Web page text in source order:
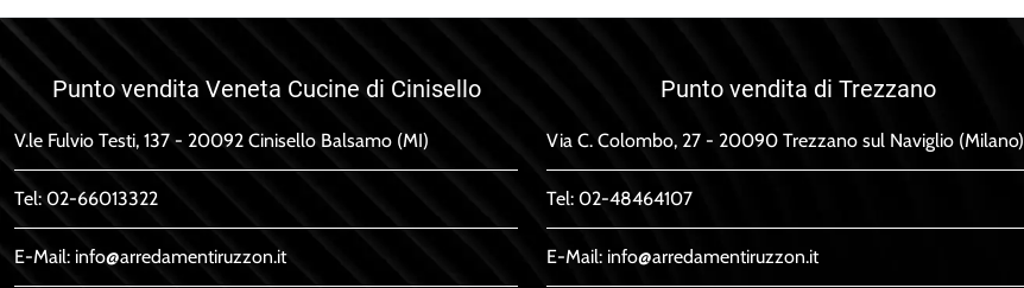
Punto vendita Veneta Cucine di Cinisello
V.le Fulvio Testi, 137 - 20092 Cinisello Balsamo (MI)
Tel: 02-66013322
E-Mail: info@arredamentiruzzon.it
Punto vendita di Trezzano
Via C. Colombo, 27 - 20090 Trezzano sul Naviglio (Milano)
Tel: 02-48464107
E-Mail: info@arredamentiruzzon.it